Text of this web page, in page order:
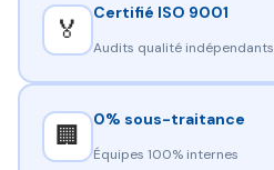
🏅
Certifié ISO 9001
Audits qualité indépendants
🏢
0% sous-traitance
Équipes 100% internes